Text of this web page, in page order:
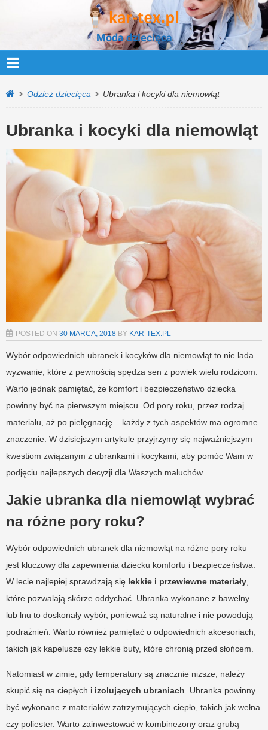
Moda dziecięca
Odzież dziecięca Ubranka i kocyki dla niemowląt
Ubranka i kocyki dla niemowląt
POSTED ON 30 MARCA, 2018 BY KAR-TEX.PL
Wybór odpowiednich ubranek i kocyków dla niemowląt to nie lada
wyzwanie, które z pewnością spędza sen z powiek wielu rodzicom.
Warto jednak pamiętać, że komfort i bezpieczeństwo dziecka
powinny być na pierwszym miejscu. Od pory roku, przez rodzaj
materiału, aż po pielęgnację – każdy z tych aspektów ma ogromne
znaczenie. W dzisiejszym artykule przyjrzymy się najważniejszym
kwestiom związanym z ubrankami i kocykami, aby pomóc Wam w
podjęciu najlepszych decyzji dla Waszych maluchów.
Jakie ubranka dla niemowląt wybrać
na różne pory roku?
Wybór odpowiednich ubranek dla niemowląt na różne pory roku
jest kluczowy dla zapewnienia dziecku komfortu i bezpieczeństwa.
W lecie najlepiej sprawdzają się lekkie i przewiewne materiały,
które pozwalają skórze oddychać. Ubranka wykonane z bawełny
lub lnu to doskonały wybór, ponieważ są naturalne i nie powodują
podrażnień. Warto również pamiętać o odpowiednich akcesoriach,
takich jak kapelusze czy lekkie buty, które chronią przed słońcem.
Natomiast w zimie, gdy temperatury są znacznie niższe, należy
skupić się na ciepłych i izolujących ubraniach. Ubranka powinny
być wykonane z materiałów zatrzymujących ciepło, takich jak wełna
czy poliester. Warto zainwestować w kombinezony oraz grubą